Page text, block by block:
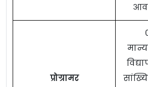
प्रोग्रामर